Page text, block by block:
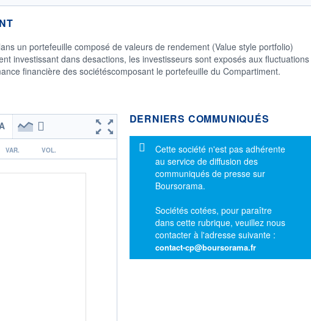
un portefeuille composé de valeurs de rendement (Value style portfolio)
investissant dans desactions, les investisseurs sont exposés aux fluctuations
financière des sociétéscomposant le portefeuille du Compartiment.
VAR. VOL.
DERNIERS COMMUNIQUÉS
Message d'information
Cette société n'est pas adhérente
au service de diffusion des
communiqués de presse sur
Boursorama.
Sociétés cotées, pour paraître
dans cette rubrique, veuillez nous
contacter à l'adresse suivante :
contact-cp@boursorama.fr